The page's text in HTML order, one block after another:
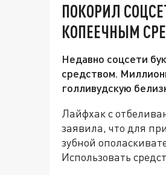
ПОКОРИЛ
КОПЕЕЧНЫМ
Недавно соцсети
средством.
голливудскую
Лайфхак с
заявила, что для
зубной
Использовать